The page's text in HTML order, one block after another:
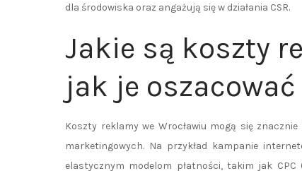
dla środowiska oraz angażują się w działania CSR.
Jakie są koszty
jak je oszacować
Koszty reklamy we Wrocławiu mogą się
marketingowych. Na przykład kampanie
elastycznym modelom płatności, takim jak